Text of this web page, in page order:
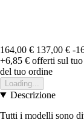
164,00 € 137,00 € -
+6,85 € offerti sul
del tuo ordine
Loading...
Descrizione
Tutti i modelli sono